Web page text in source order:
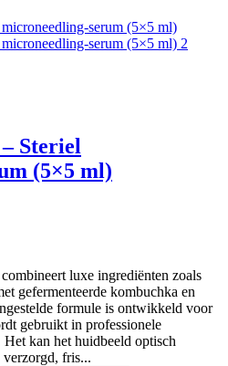
Steriel
(5×5 ml)
luxe ingrediënten zoals
gefermenteerde kombuchka en
formule is ontwikkeld voor
gebruikt in professionele
kan het huidbeeld optisch
verzorgd, fris...